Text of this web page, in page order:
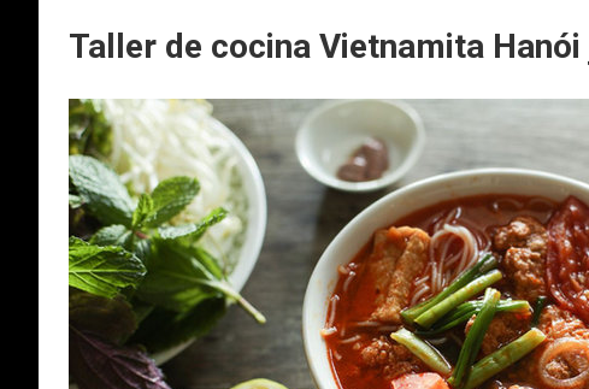
Taller de cocina Vietnamita Hanói